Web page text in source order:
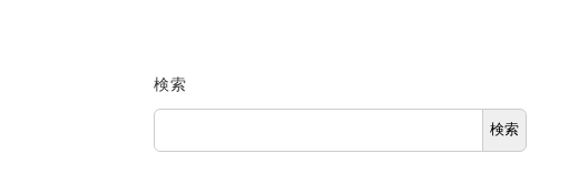
検索
検索